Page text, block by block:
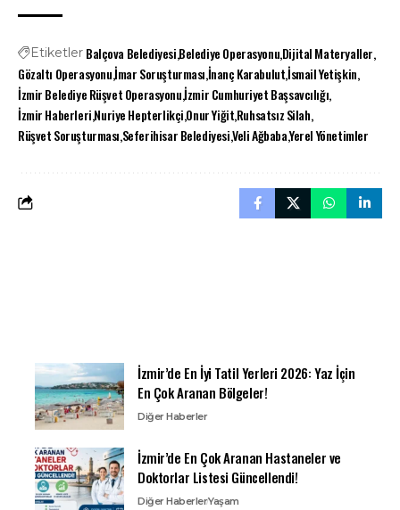
Etiketler Balçova BelediyesiBelediye OperasyonuDijital Materyaller
Gözaltı Operasyonuİmar Soruşturmasıİnanç Karabulutİsmail Yetişkin
İzmir Belediye Rüşvet Operasyonuİzmir Cumhuriyet Başsavcılığı
İzmir HaberleriNuriye HepterlikçiOnur YiğitRuhsatsız Silah
Rüşvet SoruşturmasıSeferihisar BelediyesiVeli AğbabaYerel Yönetimler
İzmir’de En İyi Tatil Yerleri 2026: Yaz İçin
En Çok Aranan Bölgeler!
Diğer Haberler
İzmir’de En Çok Aranan Hastaneler ve
Doktorlar Listesi Güncellendi!
Diğer HaberlerYaşam